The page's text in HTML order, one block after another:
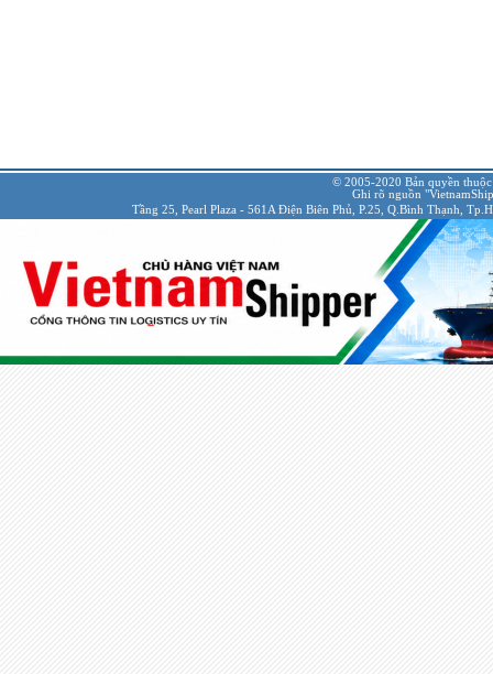
© 2005-2020 Bản quyền
Ghi rõ nguồn
Tầng 25, Pearl Plaza - 561A Điện Biên Phủ, P.25, Q.Bình Thạnh,